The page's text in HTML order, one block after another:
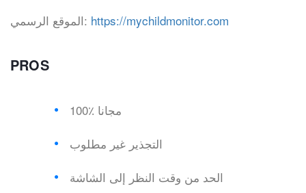
الموقع الرسمي: https://mychildmonitor.com
PROS
100٪ مجانا
التجذير غير مطلوب
الحد من وقت النظر إلى الشاشة